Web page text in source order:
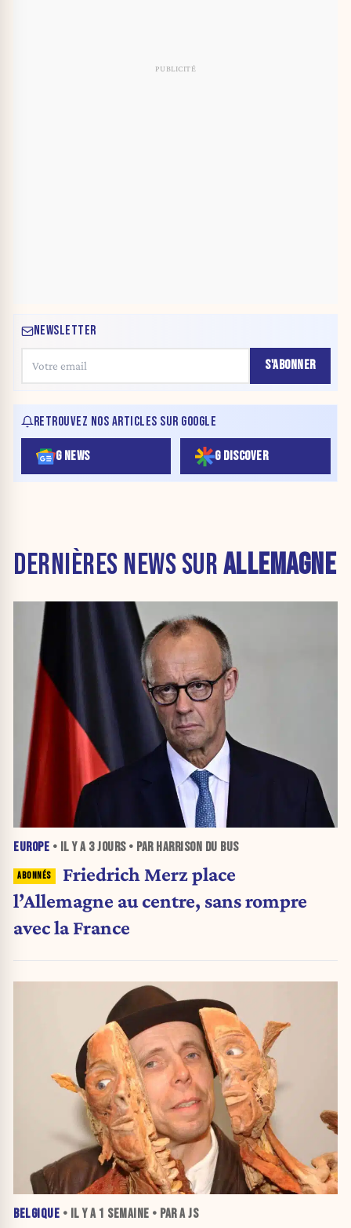
NEWSLETTER
S'ABONNER
RETROUVEZ NOS ARTICLES SUR GOOGLE
G NEWS G DISCOVER
DERNIÈRES NEWS SURALLEMAGNE
EUROPE • IL Y A 3 JOURS• PAR HARRISON DU BUS
Friedrich Merz place
l’Allemagne au centre, sans rompre
avec la France
BELGIQUE • IL Y A 1 SEMAINE • PAR A JS